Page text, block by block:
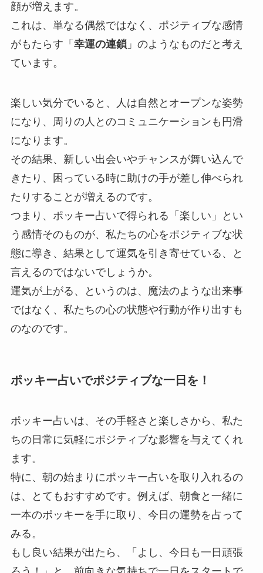
顔が増えます。
これは、単なる偶然ではなく、ポジティブな感情
がもたらす「 幸運の連鎖」のようなものだと考え
ています。
楽しい気分でいると、人は自然とオープンな姿勢
になり、周りの人とのコミュニケーションも円滑
になります。
その結果、新しい出会いやチャンスが舞い込んで
きたり、困っている時に助けの手が差し伸べられ
たりすることが増えるのです。
つまり、ポッキー占いで得られる「楽しい」とい
う感情そのものが、私たちの心をポジティブな状
態に導き、結果として運気を引き寄せている、と
言えるのではないでしょうか。
運気が上がる、というのは、魔法のような出来事
ではなく、私たちの心の状態や行動が作り出すも
のなのです。
ポッキー占いでポジティブな一日を！
ポッキー占いは、その手軽さと楽しさから、私た
ちの日常に気軽にポジティブな影響を与えてくれ
ます。
特に、朝の始まりにポッキー占いを取り入れるの
は、とてもおすすめです。例えば、朝食と一緒に
一本のポッキーを手に取り、今日の運勢を占って
みる。
もし良い結果が出たら、「よし、今日も一日頑張